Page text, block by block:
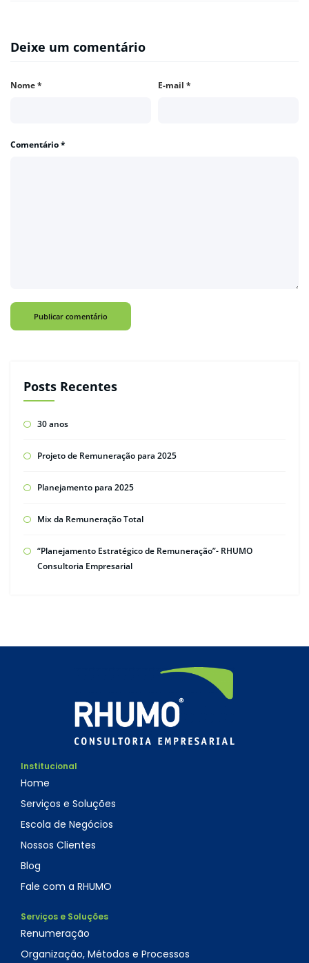
Deixe um comentário
Nome* E-mail *
Comentário*
Posts Recentes
30 anos
Projeto de Remuneração para 2025
Planejamento para 2025
Mix da Remuneração Total
“Planejamento Estratégico de Remuneração”- RHUMO
Consultoria Empresarial
Institucional
Home
Serviços e Soluções
Escola de Negócios
Nossos Clientes
Blog
Fale com a RHUMO
Serviços e Soluções
Renumeração
Organização, Métodos e Processos